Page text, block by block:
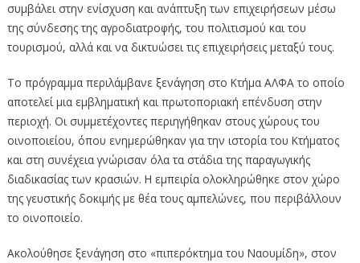
συμβάλει στην ενίσχυση και ανάπτυξη των επιχειρήσεων μέσω
της σύνδεσης της αγροδιατροφής, του πολιτισμού και του
τουρισμού, αλλά και να δικτυώσει τις επιχειρήσεις μεταξύ τους.
Το πρόγραμμα περιλάμβανε ξενάγηση στο Κτήμα ΑΛΦΑ το οποίο
αποτελεί μια εμβληματική και πρωτοποριακή επένδυση στην
περιοχή. Οι συμμετέχοντες περιηγήθηκαν στους χώρους του
οινοποιείου, όπου ενημερώθηκαν για την ιστορία του Κτήματος
και στη συνέχεια γνώρισαν όλα τα στάδια της παραγωγικής
διαδικασίας των κρασιών. Η εμπειρία ολοκληρώθηκε στον χώρο
της γευστικής δοκιμής με θέα τους αμπελώνες, που περιβάλλουν
το οινοποιείο.
Ακολούθησε ξενάγηση στο «πιπερόκτημα του Ναουμίδη», στον